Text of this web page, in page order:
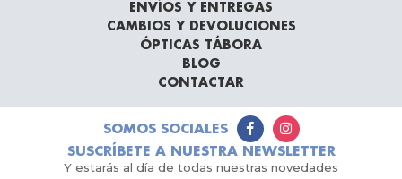
ENVÍOS Y ENTREGAS
CAMBIOS Y DEVOLUCIONES
ÓPTICAS TÁBORA
BLOG
CONTACTAR
SOMOS SOCIALES
SUSCRÍBETE A NUESTRA NEWSLETTER
Y estarás al día de todas nuestras novedades